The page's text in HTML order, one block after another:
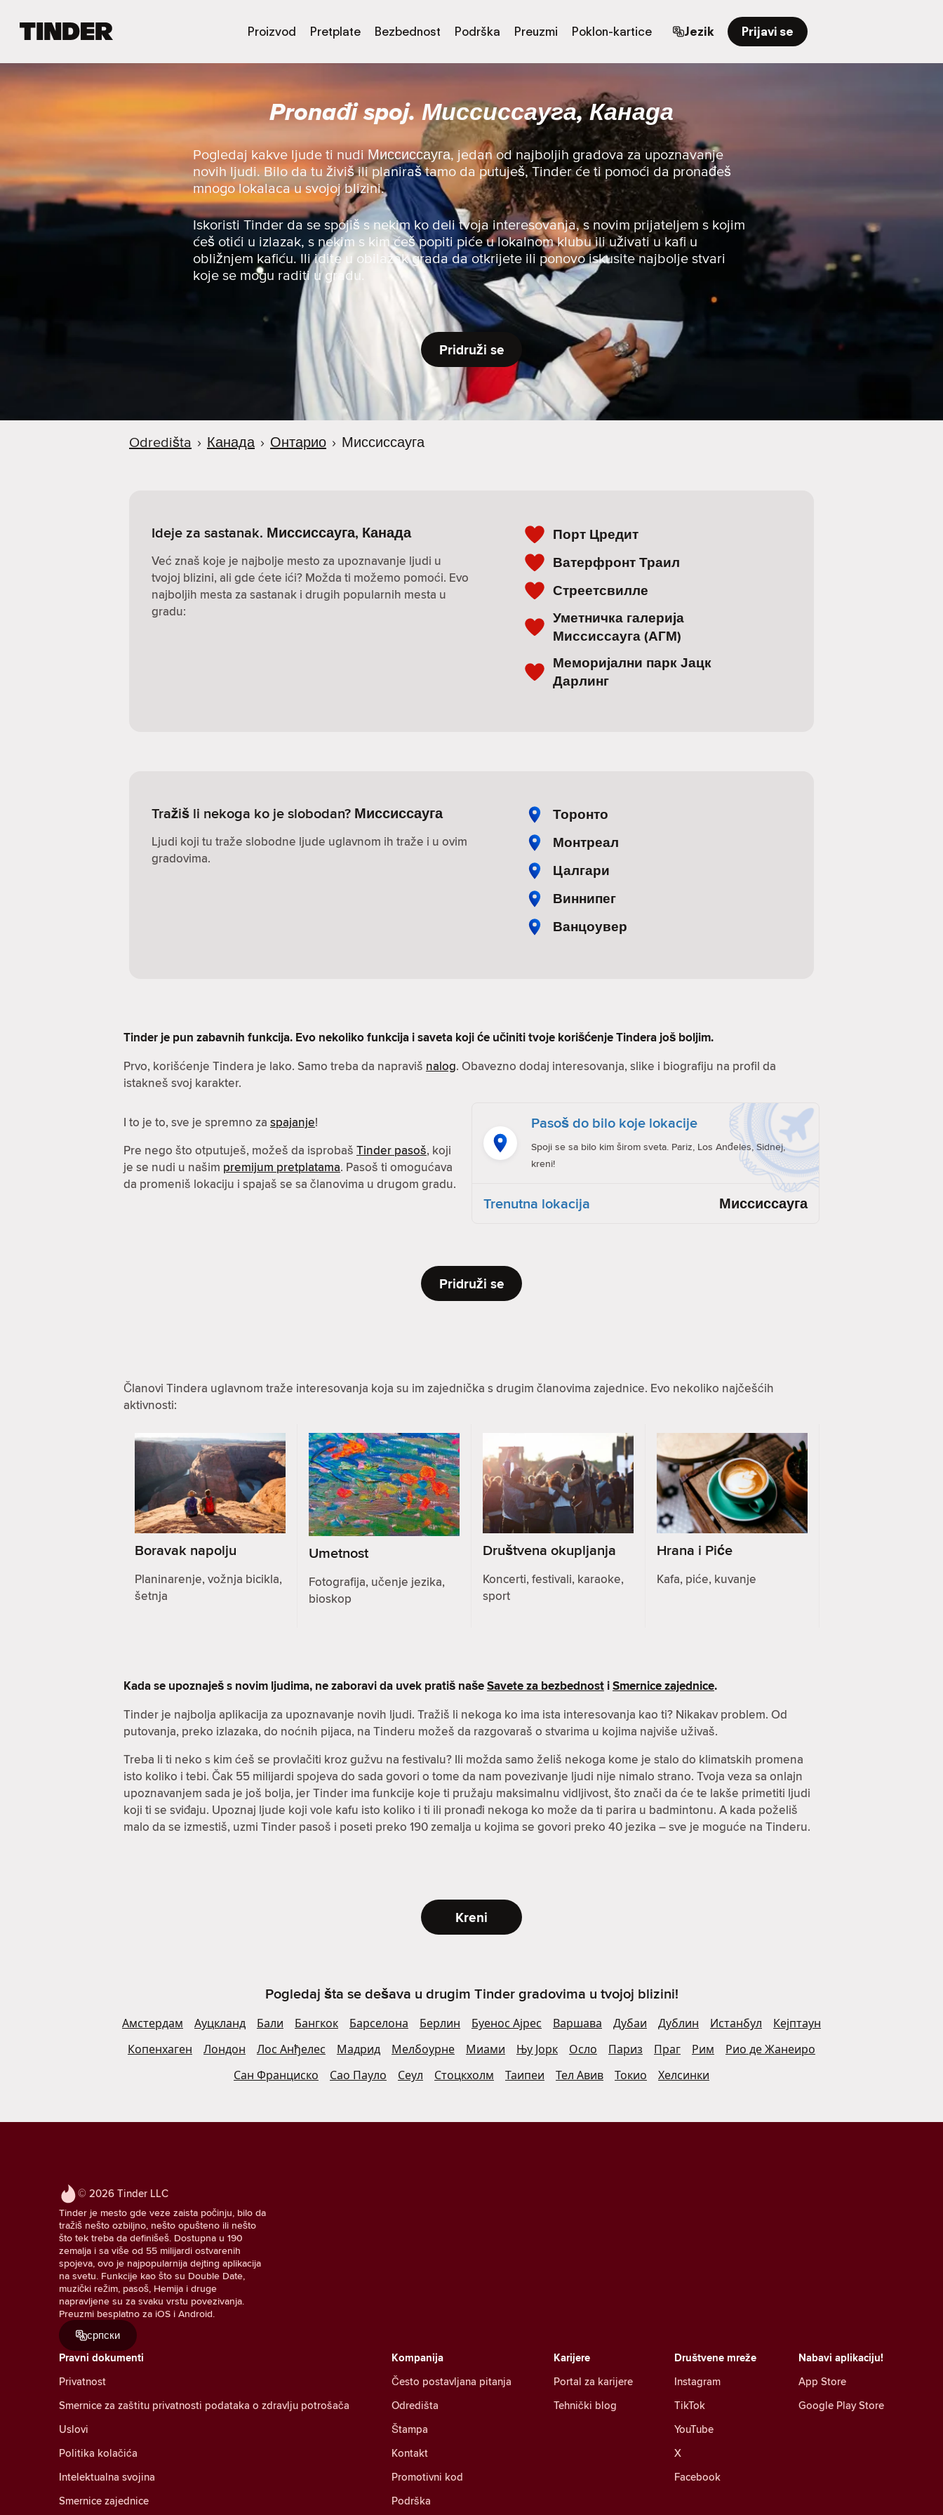
e
t
n
a
Proizvod Pretplate Bezbednost Podrška Preuzmi Poklon-kartice Jezik Prijavi se
Pronađi spoj. Миссиссауга, Канада
Pogledaj kakve ljude ti nudi Миссиссауга, jedan od najboljih gradova za upoznavanje
novih ljudi. Bilo da tu živiš ili planiraš tamo da putuješ, Tinder će ti pomoći da pronađeš
mnogo lokalaca u svojoj blizini.
Iskoristi Tinder da se spojiš s nekim ko deli tvoja interesovanja, s novim prijateljem s kojim
ćeš otići u izlazak, s nekim s kim ćeš popiti piće u lokalnom klubu ili uživati u kafi u
obližnjem kafiću. Ili idite u obilazak grada da otkrijete ili ponovo iskusite najbolje stvari
koje se mogu raditi u gradu.
Pridruži se
Odredišta › Канада › Онтарио › Миссиссауга
Ideje za sastanak. Миссиссауга, Канада
Već znaš koje je najbolje mesto za upoznavanje ljudi u
tvojoj blizini, ali gde ćete ići? Možda ti možemo pomoći. Evo
najboljih mesta za sastanak i drugih popularnih mesta u
gradu:
Порт Цредит
Ватерфронт Траил
Стреетсвилле
Уметничка галерија
Миссиссауга (АГМ)
Меморијални парк Јацк
Дарлинг
Tražiš li nekoga ko je slobodan? Миссиссауга
Ljudi koji tu traže slobodne ljude uglavnom ih traže i u ovim
gradovima.
Торонто
Монтреал
Цалгари
Виннипег
Ванцоувер
Tinder je pun zabavnih funkcija. Evo nekoliko funkcija i saveta koji će učiniti tvoje korišćenje Tindera još boljim.
Prvo, korišćenje Tindera je lako. Samo treba da napraviš nalog. Obavezno dodaj interesovanja, slike i biografiju na profil da
istakneš svoj karakter.
I to je to, sve je spremno za spajanje!
Pre nego što otputuješ, možeš da isprobaš Tinder pasoš, koji
je se nudi u našim premijum pretplatama. Pasoš ti omogućava
da promeniš lokaciju i spajaš se sa članovima u drugom gradu.
Pasoš do bilo koje lokacije
Spoji se sa bilo kim širom sveta. Pariz, Los Anđeles, Sidnej,
kreni!
Trenutna lokacija Миссиссауга
Pridruži se
Članovi Tindera uglavnom traže interesovanja koja su im zajednička s drugim članovima zajednice. Evo nekoliko najčešćih
aktivnosti:
Boravak napolju
Planinarenje, vožnja bicikla,
šetnja
Umetnost
Fotografija, učenje jezika,
bioskop
Društvena okupljanja
Koncerti, festivali, karaoke,
sport
Hrana i Piće
Kafa, piće, kuvanje
Kada se upoznaješ s novim ljudima, ne zaboravi da uvek pratiš našeSavete za bezbednost iSmernice zajednice.
Tinder je najbolja aplikacija za upoznavanje novih ljudi. Tražiš li nekoga ko ima ista interesovanja kao ti? Nikakav problem. Od
putovanja, preko izlazaka, do noćnih pijaca, na Tinderu možeš da razgovaraš o stvarima u kojima najviše uživaš.
Treba li ti neko s kim ćeš se provlačiti kroz gužvu na festivalu? Ili možda samo želiš nekoga kome je stalo do klimatskih promena
isto koliko i tebi. Čak 55 milijardi spojeva do sada govori o tome da nam povezivanje ljudi nije nimalo strano. Tvoja veza sa onlajn
upoznavanjem sada je još bolja, jer Tinder ima funkcije koje ti pružaju maksimalnu vidljivost, što znači da će te lakše primetiti ljudi
koji ti se sviđaju. Upoznaj ljude koji vole kafu isto koliko i ti ili pronađi nekoga ko može da ti parira u badmintonu. A kada poželiš
malo da se izmestiš, uzmi Tinder pasoš i poseti preko 190 zemalja u kojima se govori preko 40 jezika – sve je moguće na Tinderu.
Kreni
Pogledaj šta se dešava u drugim Tinder gradovima u tvojoj blizini!
Амстердам Ауцкланд Бали Бангкок Барселона Берлин Буенос Ајрес Варшава Дубаи Дублин Истанбул
Кејптаун
Копенхаген
Лондон Лос Анђелес Мадрид Мелбоурне Миами Њу Јорк Осло Париз Праг Рим
Рио де Жанеиро
Сан Франциско
Сао Пауло Сеул Стоцкхолм Таипеи Тел Авив Токио Хелсинки
© 2026 Tinder LLC
Tinder je mesto gde veze zaista počinju, bilo da
tražiš nešto ozbiljno, nešto opušteno ili nešto
što tek treba da definišeš. Dostupna u 190
zemalja i sa više od 55 milijardi ostvarenih
spojeva, ovo je najpopularnija dejting aplikacija
na svetu. Funkcije kao što su Double Date,
muzički režim, pasoš, Hemija i druge
napravljene su za svaku vrstu povezivanja.
Preuzmi besplatno za iOS i Android.
српски
Društvene mreže
Instagram
TikTok
YouTube
X
Facebook
Pravni dokumenti
Privatnost
Smernice za zaštitu privatnosti podataka o zdravlju potrošača
Uslovi
Politika kolačića
Intelektualna svojina
Smernice zajednice
Karijere
Portal za karijere
Tehnički blog
Kompanija
Često postavljana pitanja
Odredišta
Štampa
Kontakt
Promotivni kod
Podrška
Nabavi aplikaciju!
App Store
Google Play Store